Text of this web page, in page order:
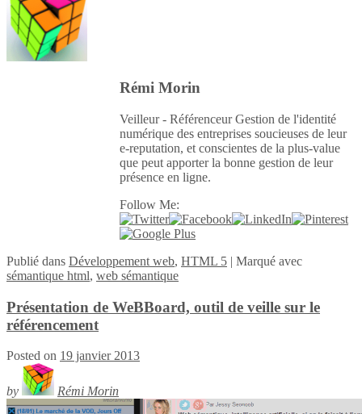
Rémi Morin
Veilleur - Référenceur Gestion de l'identité
numérique des entreprises soucieuses de leur
e-reputation, et conscientes de la plus-value
que peut apporter la bonne gestion de leur
présence en ligne.
Follow Me:
Publié dans Développement web, HTML 5 | Marqué avec
sémantique html, web sémantique
Présentation de WeBBoard, outil de veille sur le
référencement
Posted on 19 janvier 2013
by Rémi Morin